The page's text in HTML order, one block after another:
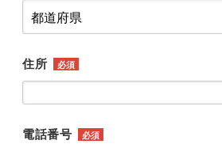
住所 必須
電話番号 必須